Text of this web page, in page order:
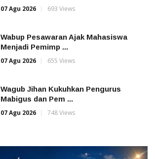
07 Agu 2026
693 Views
Wabup Pesawaran Ajak Mahasiswa
Menjadi Pemimp ...
07 Agu 2026
655 Views
Wagub Jihan Kukuhkan Pengurus
Mabigus dan Pem ...
07 Agu 2026
748 Views